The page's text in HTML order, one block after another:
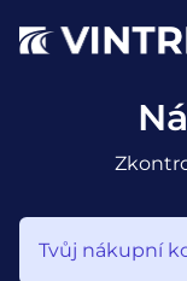
Tvůj nákupní